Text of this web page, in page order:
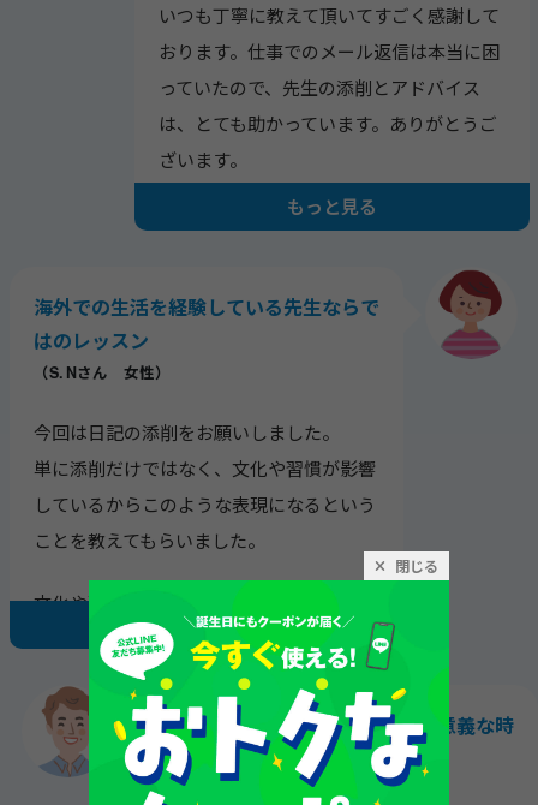
いつも丁寧に教えて頂いてすごく感謝して
おります。仕事でのメール返信は本当に困
っていたので、先生の添削とアドバイス
は、とても助かっています。ありがとうご
ざいます。
先生にお会いする前は、自作した英文が間
気が付いたら朝だった・・ことも何度もあ
様をやり取りできます。実際にビジネスを
されていらっしゃったとの事で、英語以外
でも私が知りたいことをとてもよくご存じ
でびっくりしております。
これからもよろしくお願い申し上げます。
input. Your advices are very helpful for me.
もっと見る
海外での生活を経験している先生ならで
はのレッスン
（S. Nさん 女性）
今回は日記の添削をお願いしました。
単に添削だけではなく、文化や習慣が影響
しているからこのような表現になるという
ことを教えてもらいました。
文化や習慣までは独学では学べないことな
ので、海外での生活を経験している先生な
らではのレッスンだなぁと思いました。と
ても興味深いレッスンでした。
もっと見る
テンポよく進める事ができて有意義な時
間でした
（A. Kさん 男性）
閉じる